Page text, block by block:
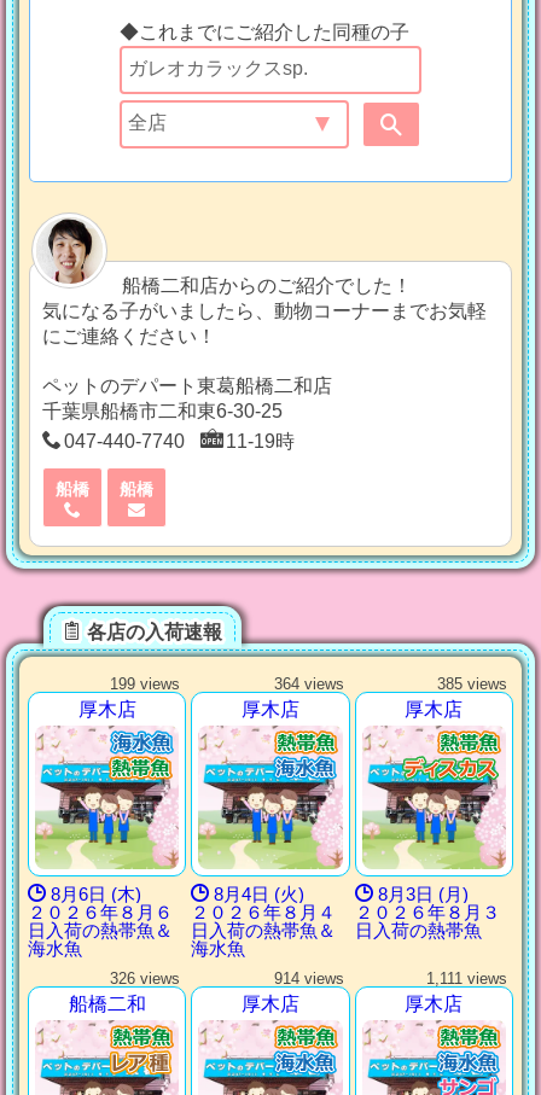
◆これまでにご紹介した同種の子
船橋二和店からのご紹介でした！
気になる子がいましたら、動物コーナーまでお気軽
にご連絡ください！
ペットのデパート東葛船橋二和店
千葉県船橋市二和東6-30-25
047-440-7740
11-19時
船橋 船橋
各店の入荷速報
199 views
厚木店
8月6日 (木)
２０２６年８月６
日入荷の熱帯魚＆
海水魚
364 views
厚木店
8月4日 (火)
２０２６年８月４
日入荷の熱帯魚＆
海水魚
385 views
厚木店
8月3日 (月)
２０２６年８月３
日入荷の熱帯魚
326 views
船橋二和
914 views
厚木店
1,111 views
厚木店